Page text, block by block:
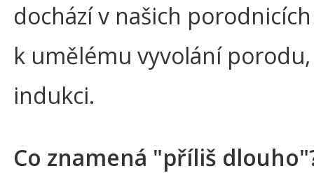
dochází v našich
k umělému vyvolání
indukci.
Co znamená "příliš